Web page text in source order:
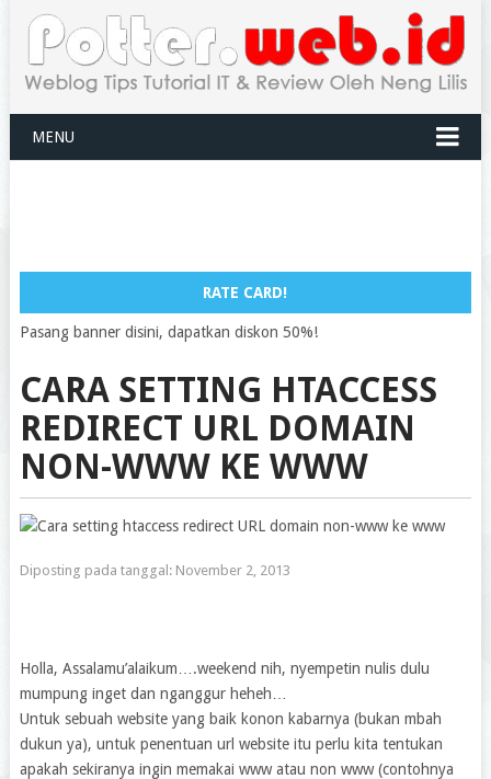
MENU
RATE CARD!
Pasang banner disini, dapatkan diskon 50%!
CARA SETTING HTACCESS
REDIRECT URL DOMAIN
NON-WWW KE WWW
Diposting pada tanggal: November 2, 2013
Holla, Assalamu’alaikum….weekend nih, nyempetin nulis dulu
mumpung inget dan nganggur heheh…
Untuk sebuah website yang baik konon kabarnya (bukan mbah
dukun ya), untuk penentuan url website itu perlu kita tentukan
apakah sekiranya ingin memakai www atau non www (contohnya